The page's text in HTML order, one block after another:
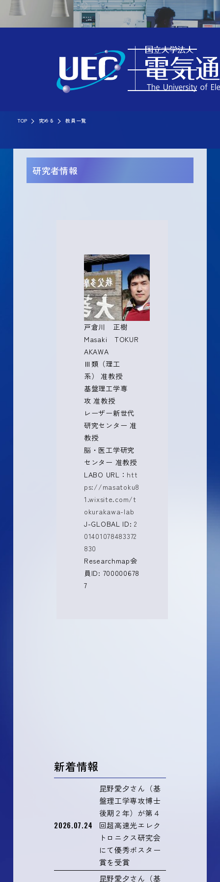
TOP 究める 教員一覧
研究者情報
戸倉川 正樹
Masaki TOKUR
AKAWA
Ⅲ類（理工
系） 准教授
基盤理工学専
攻 准教授
レーザー新世代
研究センター 准
教授
脳・医工学研究
センター 准教授
LABO URL： htt
ps://masatoku8
1.wixsite.com/t
okurakawa-lab
J-GLOBAL ID:2
01401078483372
830
Researchmap会
員ID: 700000678
7
新着情報
2026.07.24
昆野愛夕さん（基
盤理工学専攻博士
後期２年）が第４
回超高速光エレク
トロニクス研究会
にて優秀ポスター
賞を受賞
昆野愛夕さん（基